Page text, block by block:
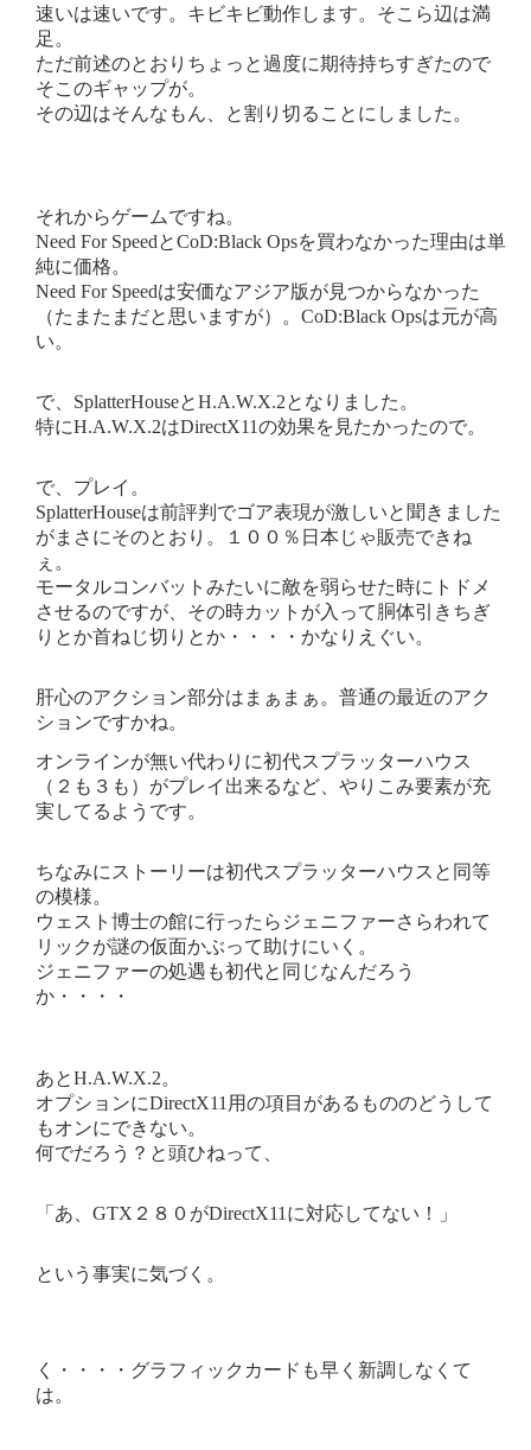
速いは速いです。キビキビ動作します。そこら辺は満
足。
ただ前述のとおりちょっと過度に期待持ちすぎたので
そこのギャップが。
その辺はそんなもん、と割り切ることにしました。
それからゲームですね。
Need For SpeedとCoD:Black Opsを買わなかった理由は単
純に価格。
Need For Speedは安価なアジア版が見つからなかった
（たまたまだと思いますが）。CoD:Black Opsは元が高
い。
で、SplatterHouseとH.A.W.X.2となりました。
特にH.A.W.X.2はDirectX11の効果を見たかったので。
で、プレイ。
SplatterHouseは前評判でゴア表現が激しいと聞きました
がまさにそのとおり。１００％日本じゃ販売できね
ぇ。
モータルコンバットみたいに敵を弱らせた時にトドメ
させるのですが、その時カットが入って胴体引きちぎ
りとか首ねじ切りとか・・・・かなりえぐい。
肝心のアクション部分はまぁまぁ。普通の最近のアク
ションですかね。
オンラインが無い代わりに初代スプラッターハウス
（２も３も）がプレイ出来るなど、やりこみ要素が充
実してるようです。
ちなみにストーリーは初代スプラッターハウスと同等
の模様。
ウェスト博士の館に行ったらジェニファーさらわれて
リックが謎の仮面かぶって助けにいく。
ジェニファーの処遇も初代と同じなんだろう
か・・・・
あとH.A.W.X.2。
オプションにDirectX11用の項目があるもののどうして
もオンにできない。
何でだろう？と頭ひねって、
「あ、GTX２８０がDirectX11に対応してない！」
という事実に気づく。
く・・・・グラフィックカードも早く新調しなくて
は。